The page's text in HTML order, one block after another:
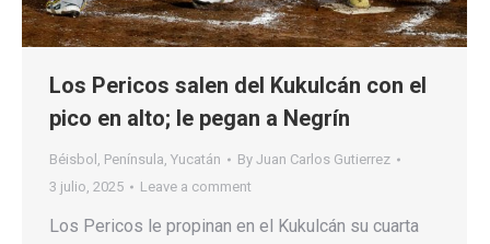
Los Pericos salen del Kukulcán con el
pico en alto; le pegan a Negrín
Béisbol , Península, Yucatán By Juan Carlos Gutierrez
3 julio, 2025
Leave a comment
Los Pericos le propinan en el Kukulcán su cuarta